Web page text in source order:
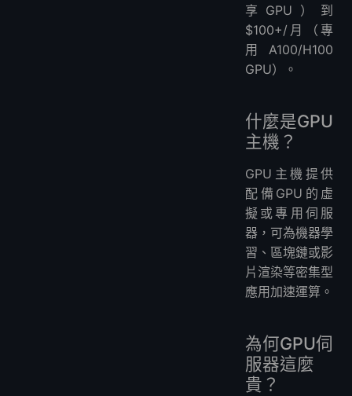
享GPU）到
$100+/月（專
用A100/H100
GPU）。
什麼是GPU
主機？
GPU主機提供
配備GPU的虛
擬或專用伺服
器，可為機器學
習、區塊鏈或影
片渲染等密集型
應用加速運算。
為何GPU伺
服器這麼
貴？